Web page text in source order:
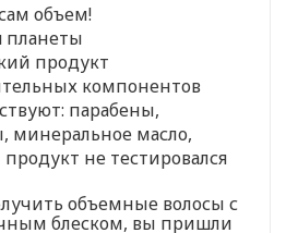
объем!
планеты
продукт
компонентов
парабены,
минеральное масло,
не тестировался
объемные волосы с
блеском, вы пришли